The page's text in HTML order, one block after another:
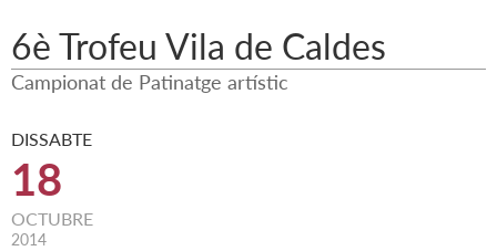
6è Trofeu Vila de Caldes
Campionat de Patinatge artístic
DISSABTE
18
OCTUBRE
2014